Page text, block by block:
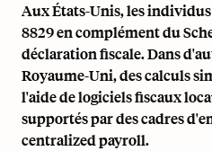
Aux États-Unis, les
8829 en complément du
déclaration fiscale. Dans
Royaume-Uni, des calculs
l'aide de logiciels fiscaux
supportés par des cadres
centralized payroll.